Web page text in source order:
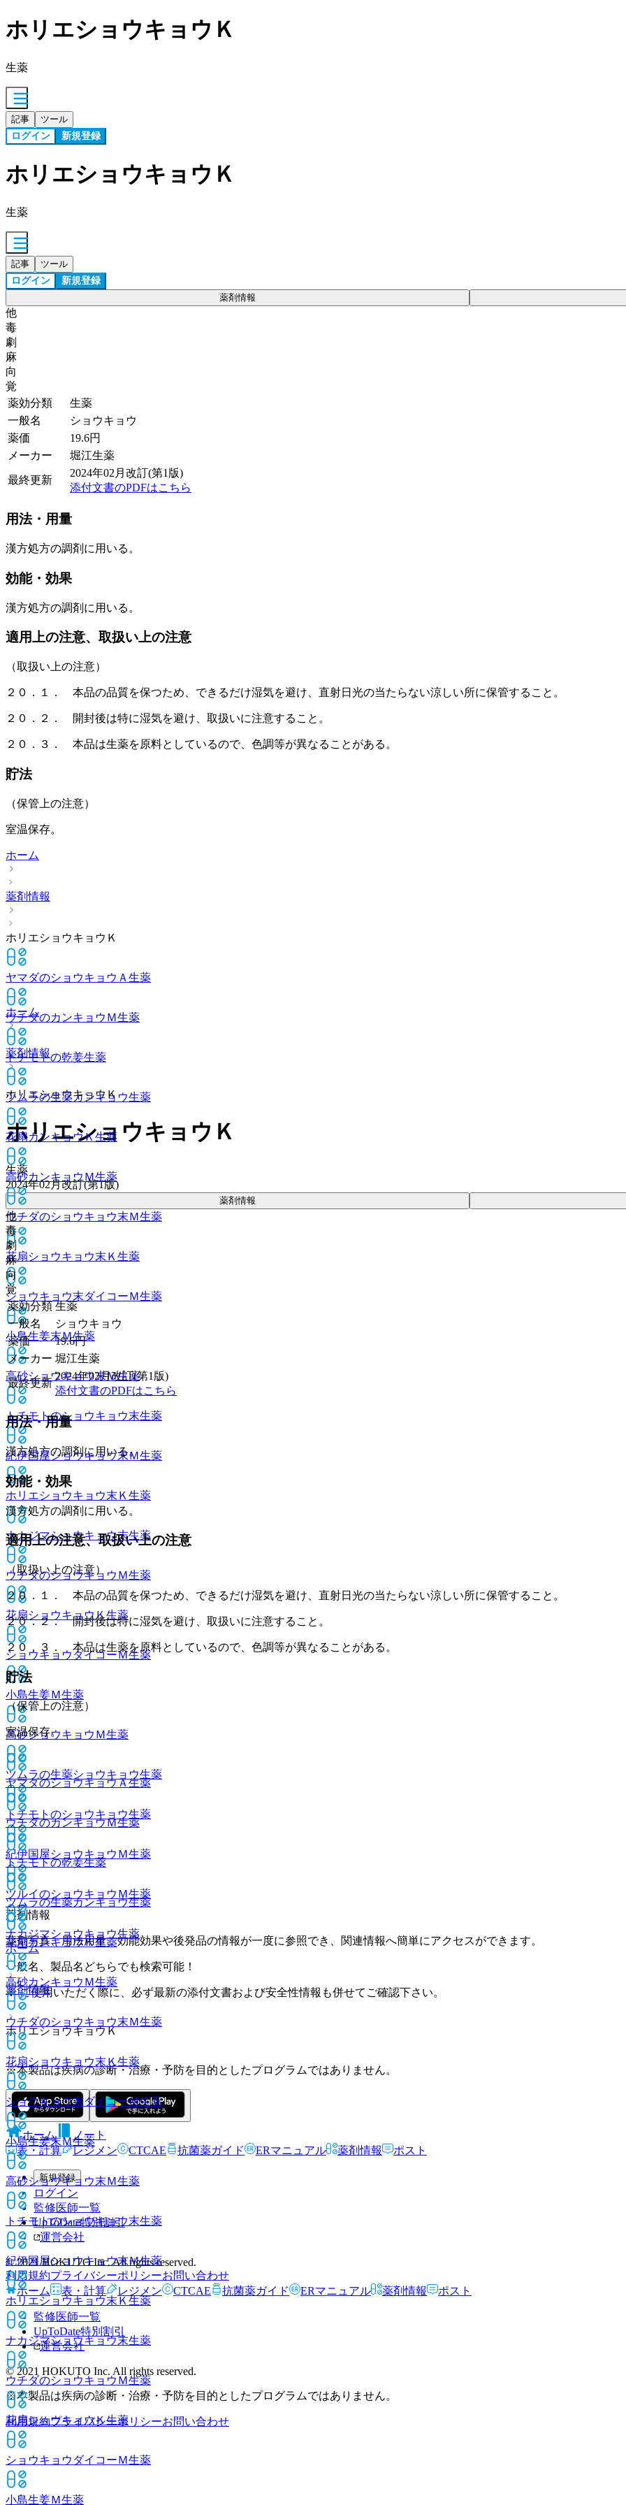
ホリエショウキョウＫ
生薬
記事 ツール
ログイン 新規登録
ホリエショウキョウＫ
生薬
記事 ツール
ログイン 新規登録
薬剤情報
他
毒
劇
麻
向
覚
薬効分類
生薬
一般名
ショウキョウ
薬価
19.6円
メーカー
堀江生薬
最終更新
2024年02月改訂(第1版)
添付文書のPDFはこちら
用法・用量
漢方処方の調剤に用いる。
効能・効果
漢方処方の調剤に用いる。
適用上の注意、取扱い上の注意
（取扱い上の注意）
２０．１． 本品の品質を保つため、できるだけ湿気を避け、直射日光の当たらない涼しい所に保管すること。
２０．２． 開封後は特に湿気を避け、取扱いに注意すること。
２０．３． 本品は生薬を原料としているので、色調等が異なることがある。
貯法
（保管上の注意）
室温保存。
ホーム
薬剤情報
ホリエショウキョウＫ
ヤマダのショウキョウＡ 生薬
ウチダのカンキョウＭ生薬
トチモトの乾姜生薬
ツムラの生薬カンキョウ生薬
花扇カンキョウＫ生薬
高砂カンキョウＭ生薬
ウチダのショウキョウ末Ｍ生薬
花扇ショウキョウ末Ｋ 生薬
ショウキョウ末ダイコーＭ生薬
小島生姜末Ｍ生薬
高砂ショウキョウ末Ｍ生薬
トチモトのショウキョウ末生薬
紀伊国屋ショウキョウ末Ｍ生薬
ホリエショウキョウ末Ｋ 生薬
ナカジマショウキョウ末生薬
ウチダのショウキョウＭ生薬
花扇ショウキョウＫ生薬
ショウキョウダイコーＭ生薬
小島生姜Ｍ生薬
高砂ショウキョウＭ生薬
ツムラの生薬ショウキョウ生薬
トチモトのショウキョウ生薬
紀伊国屋ショウキョウＭ生薬
ツルイのショウキョウＭ生薬
ナカジマショウキョウ生薬
ホーム
薬剤情報
ホリエショウキョウＫ
ホーム
薬剤情報
ホリエショウキョウＫ
ホリエショウキョウＫ
生薬
2024年02月改訂(第1版)
薬剤情報
他
毒
劇
麻
向
覚
薬効分類 生薬
一般名
ショウキョウ
薬価
19.6円
メーカー 堀江生薬
最終更新
2024年02月改訂(第1版)
添付文書のPDFはこちら
用法・用量
漢方処方の調剤に用いる。
効能・効果
漢方処方の調剤に用いる。
適用上の注意、取扱い上の注意
（取扱い上の注意）
２０．１． 本品の品質を保つため、できるだけ湿気を避け、直射日光の当たらない涼しい所に保管すること。
２０．２． 開封後は特に湿気を避け、取扱いに注意すること。
２０．３． 本品は生薬を原料としているので、色調等が異なることがある。
貯法
（保管上の注意）
室温保存。
ヤマダのショウキョウＡ生薬
ウチダのカンキョウＭ生薬
トチモトの乾姜生薬
ツムラの生薬カンキョウ生薬
花扇カンキョウＫ生薬
高砂カンキョウＭ生薬
ウチダのショウキョウ末Ｍ生薬
花扇ショウキョウ末Ｋ 生薬
ショウキョウ末ダイコーＭ生薬
小島生姜末Ｍ生薬
高砂ショウキョウ末Ｍ生薬
トチモトのショウキョウ末生薬
紀伊国屋ショウキョウ末Ｍ生薬
ホリエショウキョウ末Ｋ 生薬
ナカジマショウキョウ末生薬
ウチダのショウキョウＭ生薬
花扇ショウキョウＫ生薬
ショウキョウダイコーＭ生薬
小島生姜Ｍ生薬
薬剤情報
薬剤写真、用法用量、効能効果や後発品の情報が一度に参照でき、関連情報へ簡単にアクセスができます。
一般名、製品名どちらでも検索可能！
※ ご使用いただく際に、必ず最新の添付文書および安全性情報も併せてご確認下さい。
※本製品は疾病の診断・治療・予防を目的としたプログラムではありません。
ホーム
ノート
表・計算
レジメン CTCAE 抗菌薬ガイド ERマニュアル 薬剤情報 ポスト
新規登録
ログイン
監修医師一覧
UpToDate特別割引
運営会社
© 2021 HOKUTO Inc. All rights reserved.
利用規約プライバシーポリシーお問い合わせ
ホーム
表・計算 レジメン CTCAE 抗菌薬ガイド ERマニュアル 薬剤情報 ポスト
監修医師一覧
UpToDate特別割引
運営会社
© 2021 HOKUTO Inc. All rights reserved.
※本製品は疾病の診断・治療・予防を目的としたプログラムではありません。
利用規約プライバシーポリシーお問い合わせ